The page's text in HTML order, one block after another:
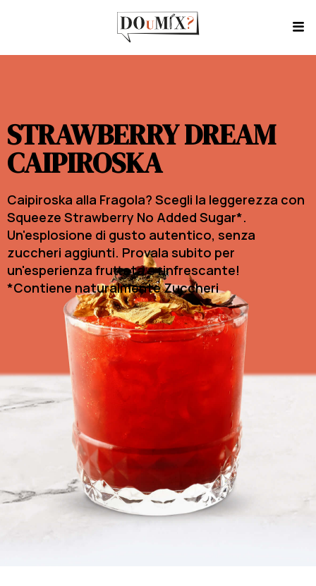
STRAWBERRY DREAM
CAIPIROSKA
Caipiroska alla Fragola? Scegli la leggerezza con
Squeeze Strawberry No Added Sugar*.
Un'esplosione di gusto autentico, senza
zuccheri aggiunti. Provala subito per
un'esperienza fruttata e rinfrescante!
*Contiene naturalmente Zuccheri